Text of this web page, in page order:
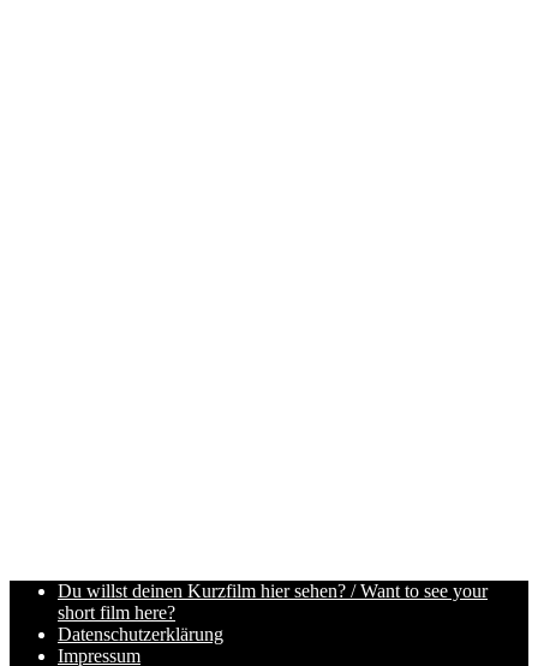
Du willst deinen Kurzfilm hier sehen? / Want to see your
short film here?
Datenschutzerklärung
Impressum